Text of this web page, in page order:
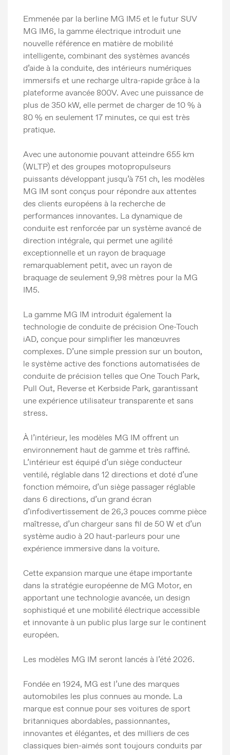
Emmenée par la berline MG IM5 et le futur SUV
MG IM6, la gamme électrique introduit une
nouvelle référence en matière de mobilité
intelligente, combinant des systèmes avancés
d’aide à la conduite, des intérieurs numériques
immersifs et une recharge ultra-rapide grâce à la
plateforme avancée 800V. Avec une puissance de
plus de 350 kW, elle permet de charger de 10 % à
80 % en seulement 17 minutes, ce qui est très
pratique.
Avec une autonomie pouvant atteindre 655 km
(WLTP) et des groupes motopropulseurs
puissants développant jusqu’à 751 ch, les modèles
MG IM sont conçus pour répondre aux attentes
des clients européens à la recherche de
performances innovantes. La dynamique de
conduite est renforcée par un système avancé de
direction intégrale, qui permet une agilité
exceptionnelle et un rayon de braquage
remarquablement petit, avec un rayon de
braquage de seulement 9,98 mètres pour la MG
IM5.
La gamme MG IM introduit également la
technologie de conduite de précision One-Touch
iAD, conçue pour simplifier les manœuvres
complexes. D’une simple pression sur un bouton,
le système active des fonctions automatisées de
conduite de précision telles que One Touch Park,
Pull Out, Reverse et Kerbside Park, garantissant
une expérience utilisateur transparente et sans
stress.
À l’intérieur, les modèles MG IM offrent un
environnement haut de gamme et très raffiné.
L’intérieur est équipé d’un siège conducteur
ventilé, réglable dans 12 directions et doté d’une
fonction mémoire, d’un siège passager réglable
dans 6 directions, d’un grand écran
d’infodivertissement de 26,3 pouces comme pièce
maîtresse, d’un chargeur sans fil de 50 W et d’un
système audio à 20 haut-parleurs pour une
expérience immersive dans la voiture.
Cette expansion marque une étape importante
dans la stratégie européenne de MG Motor, en
apportant une technologie avancée, un design
sophistiqué et une mobilité électrique accessible
et innovante à un public plus large sur le continent
européen.
Les modèles MG IM seront lancés à l’été 2026.
Fondée en 1924, MG est l’une des marques
automobiles les plus connues au monde. La
marque est connue pour ses voitures de sport
britanniques abordables, passionnantes,
innovantes et élégantes, et des milliers de ces
classiques bien-aimés sont toujours conduits par